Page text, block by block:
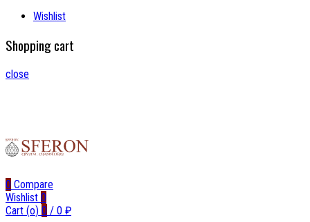
Wishlist
Shopping cart
close
0 Compare
Wishlist 0
Cart (o) 0 / 0 ₽